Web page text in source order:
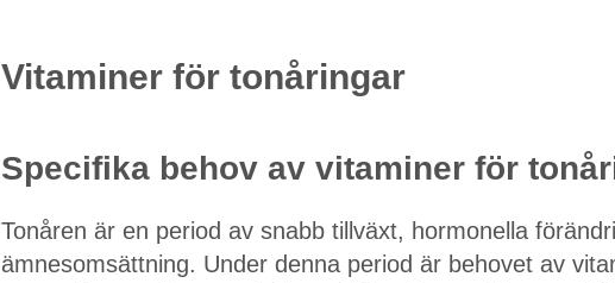
Vitaminer för tonåringar
Specifika behov av vitaminer för
Tonåren är en period av snabb tillväxt, hormonella
ämnesomsättning. Under denna period är behovet av